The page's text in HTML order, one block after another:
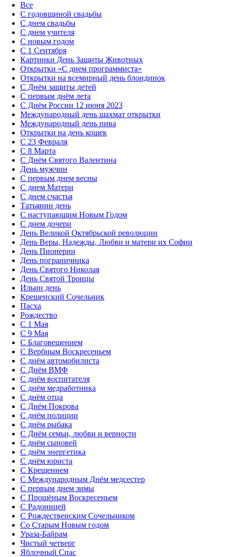
Все
С годовщиной свадьбы
С днем свадьбы
С днем учителя
С новым годом
С 1 Сентября
Картинки День Защиты Животных
Открытки «‎С днем программиста»‎
Открытки на всемирный день блондинок
С Днём защиты детей
С первым днём лета
С Днём России 12 июня 2023
Международный день шахмат открытки
Международный день пива
Открытки на день кошек
С 23 Февраля
С 8 Марта
С Днём Святого Валентина
День мужчин
С первым днем весны
С днем Матери
C днем счастья
Татьянин день
C наступающим Новым Годом
C днем дочери
День Великой Октябрьской революции
День Веры, Надежды, Любви и матери их Софии
День Пионерии
День пограничника
День Святого Николая
День Святой Троицы
Ильин день
Крещенский Сочельник
Пасха
Рождество
С 1 Мая
С 9 Мая
С Благовещением
С Вербным Воскресеньем
С днём автомобилиста
С Днём ВМФ
С днём воспитателя
С днём медработника
С днём отца
С Днём Покрова
С днём полиции
С днём рыбака
С Днём семьи, любви и верности
С днём сыновей
С днём энергетика
С днём юриста
С Крещением
С Международным Днём медсестер
С первым днем зимы
С Прощёным Воскресеньем
С Радоницей
С Рождественским Сочельником
Со Старым Новым годом
Ураза-Байрам
Чистый четверг
Яблочный Спас